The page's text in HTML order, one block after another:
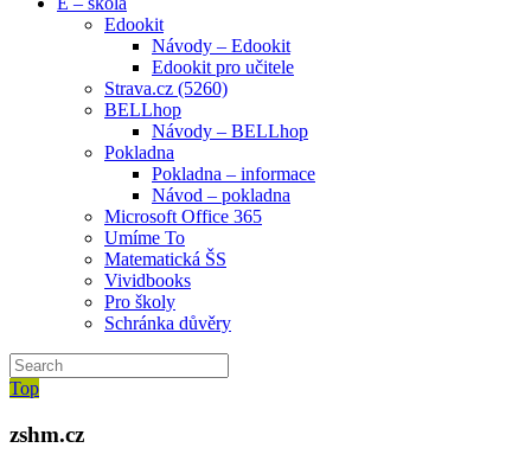
Edookit
Návody – Edookit
Edookit pro učitele
Strava.cz (5260)
BELLhop
Návody – BELLhop
Pokladna
Pokladna – informace
Návod – pokladna
Microsoft Office 365
Umíme To
Matematická ŠS
Vividbooks
Pro školy
Schránka důvěry
Top
zshm.cz